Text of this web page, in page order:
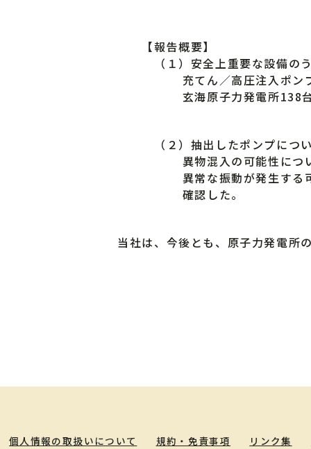
【報告概要】
（１）安全上重要な設備のうち
充てん／高圧注入ポンプ、１
玄海原子力発電所138台、川
（２）抽出したポンプについて
異物混入の可能性について検
異常な振動が発生する可能性
確認した。
当社は、今後とも、原子力発電所
個人情報の取扱いについて 規約・免責事項 リンク集